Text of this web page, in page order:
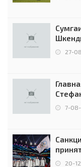
0:227-
7-08-
20-